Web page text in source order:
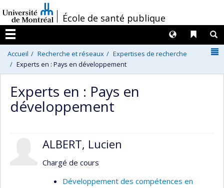
au
contenu
/École de santé publique
Menu
Liens
Langues
Accueil Recherche et réseaux
Expertises de recherche
Experts en : Pays en développement
Experts en : Pays en
développement
ALBERT, Lucien
Chargé de cours
Développement des compétences en